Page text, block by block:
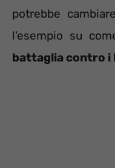
potrebbe
l’esempio su
battaglia contro i